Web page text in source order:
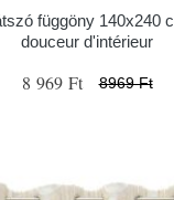
függöny 140x240
douceur d'intérieur
8 969 Ft 8969 Ft